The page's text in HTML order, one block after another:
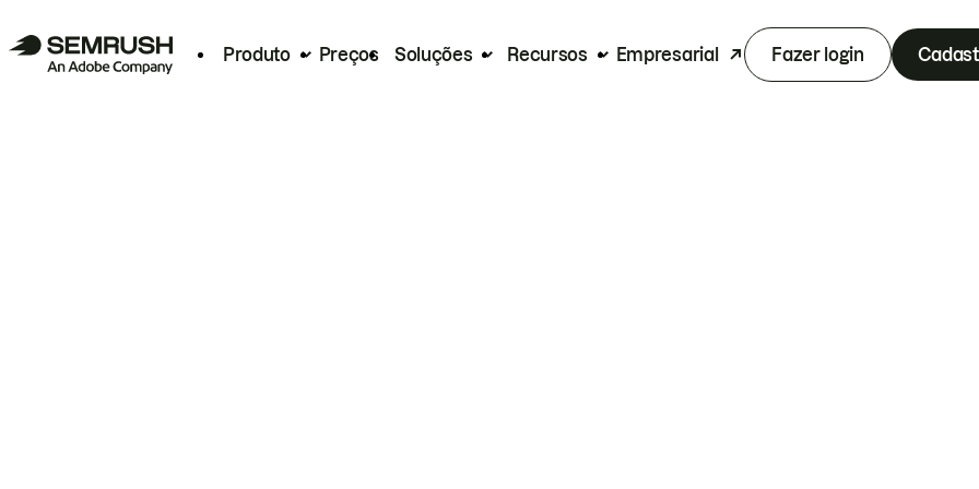
Produto Preços Soluções Recursos Empresarial Fazer login